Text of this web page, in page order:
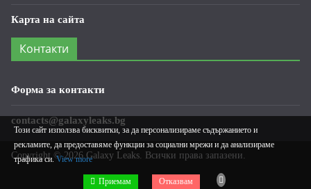
Карта на сайта
Контакти
Форма за контакти
contacts@galaxyleaks.bg
Copyright © 2026Galaxy Leaks. Всички права запазени.
Този сайт използва бисквитки, за да персонализираме съдържанието и
рекламите, да предоставяме функции за социални мрежи и да анализираме
трафика си.View more
Приемам Отказвам